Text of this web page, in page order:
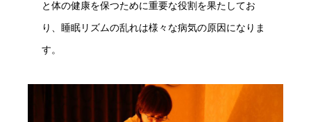
と体の健康を保つために重要な役割を果たしてお
り、睡眠リズムの乱れは様々な病気の原因になりま
す。